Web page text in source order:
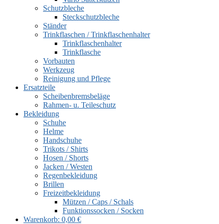
Schutzbleche
Steckschutzbleche
Ständer
Trinkflaschen / Trinkflaschenhalter
Trinkflaschenhalter
Trinkflasche
Vorbauten
Werkzeug
Reinigung und Pflege
Ersatzteile
Scheibenbremsbeläge
Rahmen- u. Teileschutz
Bekleidung
Schuhe
Helme
Handschuhe
Trikots / Shirts
Hosen / Shorts
Jacken / Westen
Regenbekleidung
Brillen
Freizeitbekleidung
Mützen / Caps / Schals
Funktionssocken / Socken
Warenkorb: 0,00 €